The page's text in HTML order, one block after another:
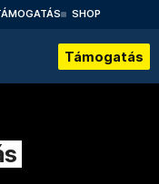
SHOP
Támogatás